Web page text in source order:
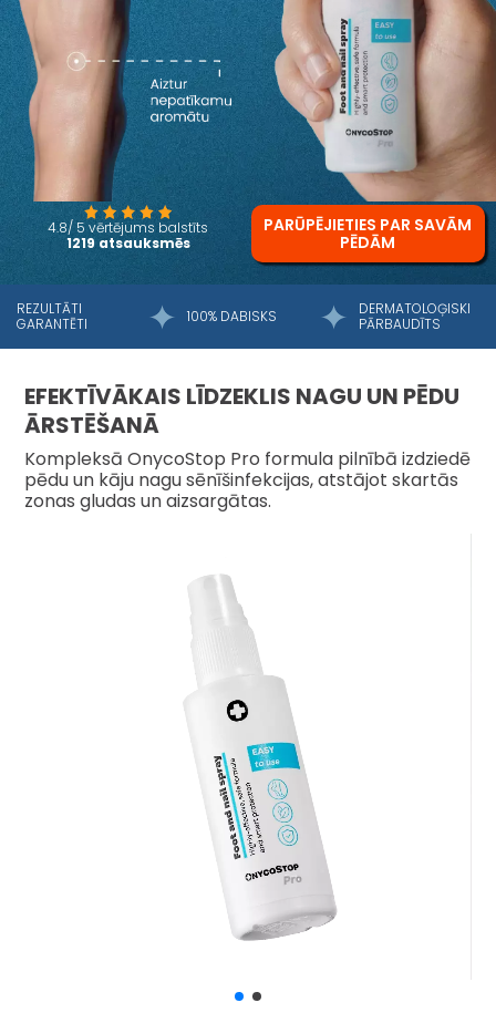
4.8/ 5 vērtējums balstīts
1219 atsauksmēs
PARŪPĒJIETIES PAR SAVĀM
PĒDĀM
REZULTĀTI
GARANTĒTI
100% DABISKS
DERMATOLOĢISKI
PĀRBAUDĪTS
EFEKTĪVĀKAIS LĪDZEKLIS NAGU UN PĒDU
ĀRSTĒŠANĀ
Kompleksā OnycoStop Pro formula pilnībā izdziedē
pēdu un kāju nagu sēnīšinfekcijas, atstājot skartās
zonas gludas un aizsargātas.